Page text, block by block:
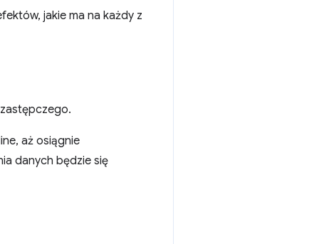
jakie ma na każdy z
aż osiągnie
danych będzie się